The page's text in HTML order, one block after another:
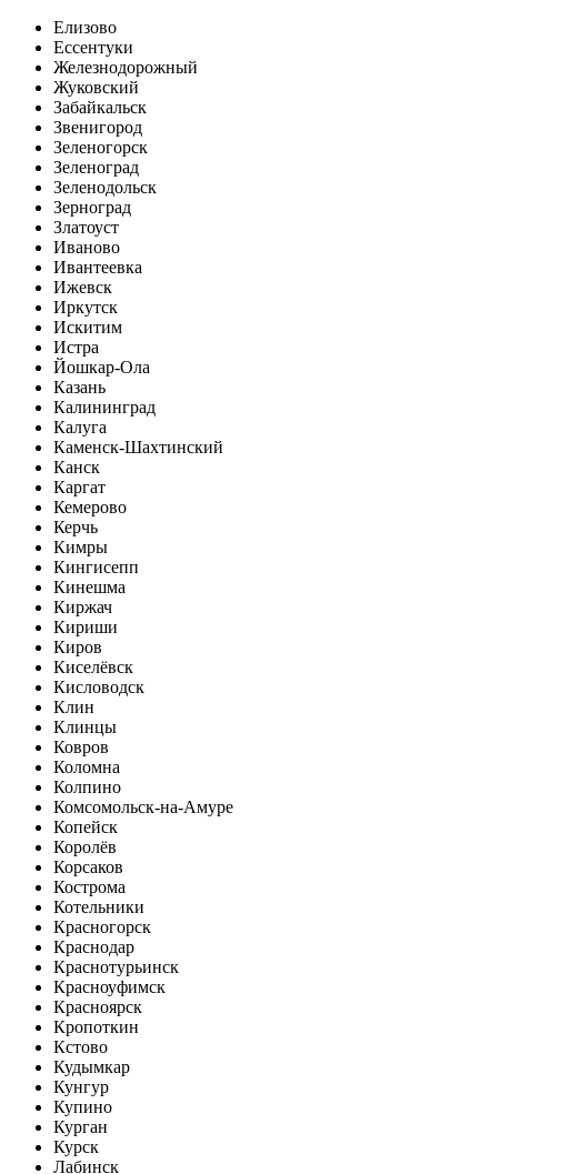
Елизово
Ессентуки
Железнодорожный
Жуковский
Забайкальск
Звенигород
Зеленогорск
Зеленоград
Зеленодольск
Зерноград
Златоуст
Иваново
Ивантеевка
Ижевск
Иркутск
Искитим
Истра
Йошкар-Ола
Казань
Калининград
Калуга
Каменск-Шахтинский
Канск
Каргат
Кемерово
Керчь
Кимры
Кингисепп
Кинешма
Киржач
Кириши
Киров
Киселёвск
Кисловодск
Клин
Клинцы
Ковров
Коломна
Колпино
Комсомольск-на-Амуре
Копейск
Королёв
Корсаков
Кострома
Котельники
Красногорск
Краснодар
Краснотурьинск
Красноуфимск
Красноярск
Кропоткин
Кстово
Кудымкар
Кунгур
Купино
Курган
Курск
Лабинск